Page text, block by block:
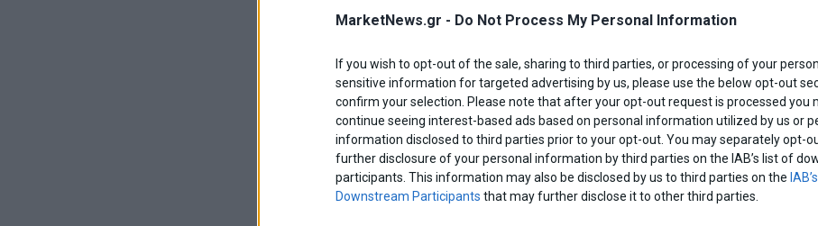
MarketNews.gr - Do Not Process My Personal Information
If you wish to opt-out of the sale, sharing to third parties, or processing of your
sensitive information for targeted advertising by us, please use the below opt-out
confirm your selection. Please note that after your opt-out request is processed you
continue seeing interest-based ads based on personal information utilized by us or
information disclosed to third parties prior to your opt-out. You may separately opt-
further disclosure of your personal information by third parties on the IAB’s list of
participants. This information may also be disclosed by us to third parties on the
Downstream Participants that may further disclose it to other third parties.